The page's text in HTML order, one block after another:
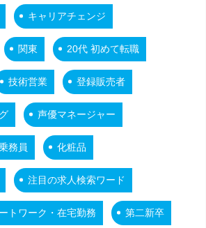
キャリアチェンジ
関東 20代 初めて転職
技術営業 登録販売者
声優マネージャー
務員 化粧品
注目の求人検索ワード
トワーク・在宅勤務 第二新卒